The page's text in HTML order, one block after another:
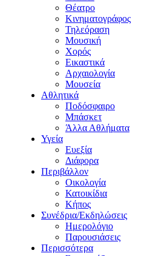
Θέατρο
Κινηματογράφος
Τηλεόραση
Μουσική
Χορός
Εικαστικά
Αρχαιολογία
Μουσεία
Αθλητικά
Ποδόσφαιρο
Μπάσκετ
Άλλα Αθλήματα
Υγεία
Ευεξία
Διάφορα
Περιβάλλον
Οικολογία
Κατοικίδια
Κήπος
Συνέδρια/Εκδηλώσεις
Ημερολόγιο
Παρουσιάσεις
Περισσότερα